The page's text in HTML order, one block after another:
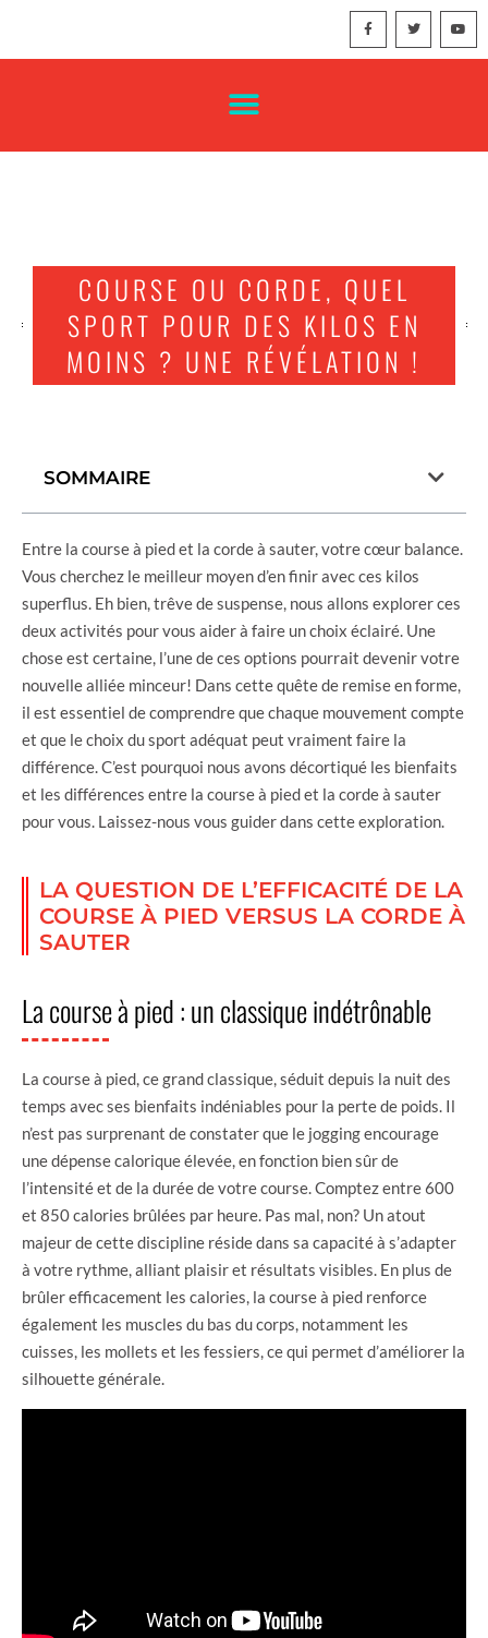
COURSE OU CORDE, QUEL
SPORT POUR DES KILOS EN
MOINS ? UNE RÉVÉLATION !
SOMMAIRE
Entre la course à pied et la corde à sauter, votre cœur balance.
Vous cherchez le meilleur moyen d’en finir avec ces kilos
superflus. Eh bien, trêve de suspense, nous allons explorer ces
deux activités pour vous aider à faire un choix éclairé. Une
chose est certaine, l’une de ces options pourrait devenir votre
nouvelle alliée minceur! Dans cette quête de remise en forme,
il est essentiel de comprendre que chaque mouvement compte
et que le choix du sport adéquat peut vraiment faire la
différence. C’est pourquoi nous avons décortiqué les bienfaits
et les différences entre la course à pied et la corde à sauter
pour vous. Laissez-nous vous guider dans cette exploration.
LA QUESTION DE L’EFFICACITÉ DE LA
COURSE À PIED VERSUS LA CORDE À
SAUTER
La course à pied : un classique indétrônable
La course à pied, ce grand classique, séduit depuis la nuit des
temps avec ses bienfaits indéniables pour la perte de poids. Il
n’est pas surprenant de constater que le jogging encourage
une dépense calorique élevée, en fonction bien sûr de
l’intensité et de la durée de votre course. Comptez entre 600
et 850 calories brûlées par heure. Pas mal, non? Un atout
majeur de cette discipline réside dans sa capacité à s’adapter
à votre rythme, alliant plaisir et résultats visibles. En plus de
brûler efficacement les calories, la course à pied renforce
également les muscles du bas du corps, notamment les
cuisses, les mollets et les fessiers, ce qui permet d’améliorer la
silhouette générale.